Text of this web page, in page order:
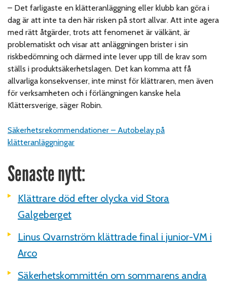
– Det farligaste en klätteranläggning eller klubb kan göra i
dag är att inte ta den här risken på stort allvar. Att inte agera
med rätt åtgärder, trots att fenomenet är välkänt, är
problematiskt och visar att anläggningen brister i sin
riskbedömning och därmed inte lever upp till de krav som
ställs i produktsäkerhetslagen. Det kan komma att få
allvarliga konsekvenser, inte minst för klättraren, men även
för verksamheten och i förlängningen kanske hela
Klättersverige, säger Robin.
Säkerhetsrekommendationer – Autobelay på
klätteranläggningar
Senaste nytt:
Klättrare död efter olycka vid Stora
Galgeberget
Linus Qvarnström klättrade final i junior-VM i
Arco
Säkerhetskommittén om sommarens andra